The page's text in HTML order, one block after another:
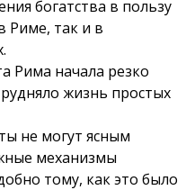
богатства в пользу
Риме, так и в
Рима начала резко
жизнь простых
не могут ясным
механизмы
тому, как это было